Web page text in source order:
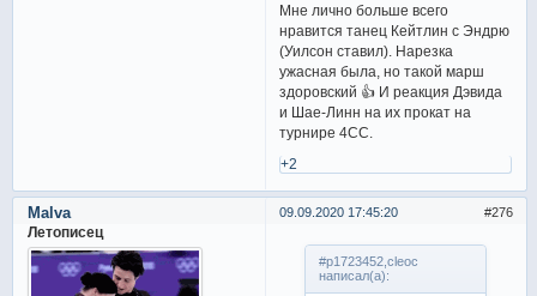
Мне лично больше всего
нравится танец Кейтлин с Эндрю
(Уилсон ставил). Нарезка
ужасная была, но такой марш
здоровский 👍 И реакция Дэвида
и Шае-Линн на их прокат на
турнире 4СС.
+2
276
09.09.2020 17:45:20
Malva
Летописец
#p1723452,cleoc
написал(а):